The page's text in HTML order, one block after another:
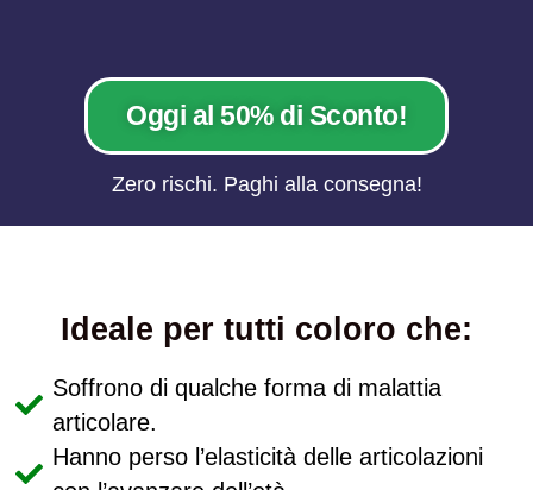
Oggi al 50% di Sconto!
Zero rischi. Paghi alla consegna!
Ideale per tutti coloro che:
Soffrono di qualche forma di malattia
articolare.
Hanno perso l’elasticità delle articolazioni